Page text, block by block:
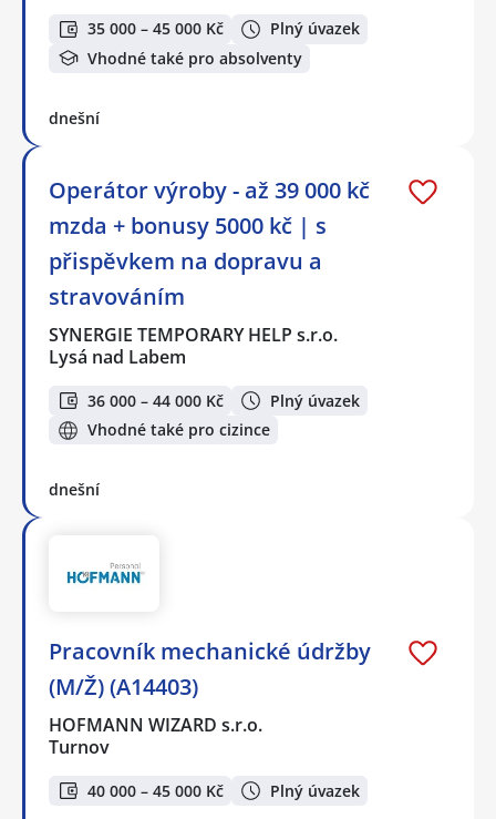
35 000 – 45 000 Kč
Plný úvazek
Vhodné také pro absolventy
dnešní
Operátor výroby - až 39 000 kč
mzda + bonusy 5000 kč | s
přispěvkem na dopravu a
stravováním
SYNERGIE TEMPORARY HELP s.r.o.
Lysá nad Labem
36 000 – 44 000 Kč
Plný úvazek
Vhodné také pro cizince
dnešní
Pracovník mechanické údržby
(M/Ž) (A14403)
HOFMANN WIZARD s.r.o.
Turnov
40 000 – 45 000 Kč Plný úvazek